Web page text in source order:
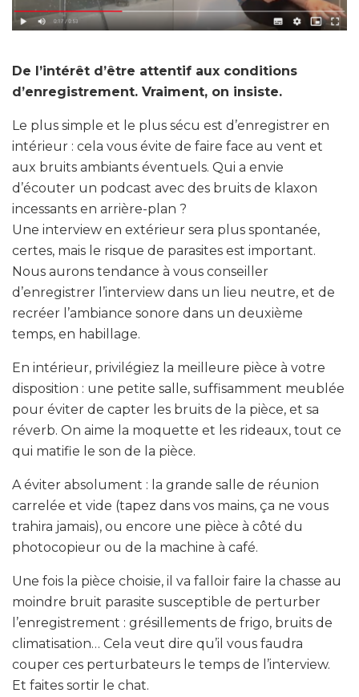
De l’intérêt d’être attentif aux conditions
d’enregistrement. Vraiment, on insiste.
Le plus simple et le plus sécu est d’enregistrer en
intérieur : cela vous évite de faire face au vent et
aux bruits ambiants éventuels. Qui a envie
d’écouter un podcast avec des bruits de klaxon
incessants en arrière-plan ?
Une interview en extérieur sera plus spontanée,
certes, mais le risque de parasites est important.
Nous aurons tendance à vous conseiller
d’enregistrer l’interview dans un lieu neutre, et de
recréer l’ambiance sonore dans un deuxième
temps, en habillage.
En intérieur, privilégiez la meilleure pièce à votre
disposition : une petite salle, suffisamment meublée
pour éviter de capter les bruits de la pièce, et sa
réverb. On aime la moquette et les rideaux, tout ce
qui matifie le son de la pièce.
A éviter absolument : la grande salle de réunion
carrelée et vide (tapez dans vos mains, ça ne vous
trahira jamais), ou encore une pièce à côté du
photocopieur ou de la machine à café.
Une fois la pièce choisie, il va falloir faire la chasse au
moindre bruit parasite susceptible de perturber
l’enregistrement : grésillements de frigo, bruits de
climatisation… Cela veut dire qu’il vous faudra
couper ces perturbateurs le temps de l’interview.
Et faites sortir le chat.